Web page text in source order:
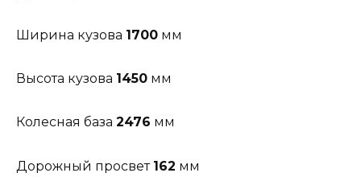
Ширина кузова 1700 мм
Высота кузова 1450 мм
Колесная база 2476 мм
Дорожный просвет 162 мм